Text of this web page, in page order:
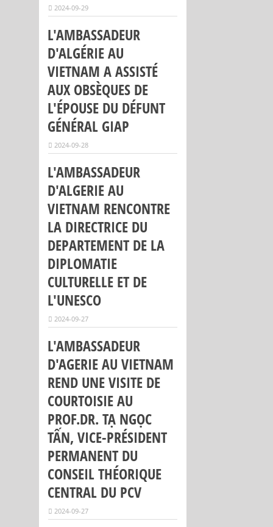
2024-09-29
L'AMBASSADEUR
D'ALGÉRIE AU
VIETNAM A ASSISTÉ
AUX OBSÈQUES DE
L'ÉPOUSE DU DÉFUNT
GÉNÉRAL GIAP
2024-09-28
L'AMBASSADEUR
D'ALGERIE AU
VIETNAM RENCONTRE
LA DIRECTRICE DU
DEPARTEMENT DE LA
DIPLOMATIE
CULTURELLE ET DE
L'UNESCO
2024-09-27
L'AMBASSADEUR
D'AGERIE AU VIETNAM
REND UNE VISITE DE
COURTOISIE AU
PROF.DR. TẠ NGỌC
TẤN, VICE-PRÉSIDENT
PERMANENT DU
CONSEIL THÉORIQUE
CENTRAL DU PCV
2024-09-27